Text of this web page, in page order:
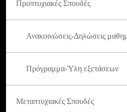
Προπτυχιακές Σπουδές
Ανακοινώσεις-Δηλώσεις
Πρόγραμμα-Ύλη εξετάσεων
Μεταπτυχιακές Σπουδές